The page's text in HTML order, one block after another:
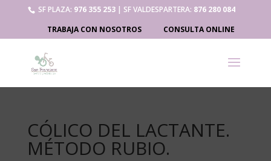
SF PLAZA: 976 355 253| SF VALDESPARTERA: 876 280 084
TRABAJA CON NOSOTROS
CONSULTA ONLINE
CÓLICO DEL LACTANTE.
MÉTODO RUBIO.